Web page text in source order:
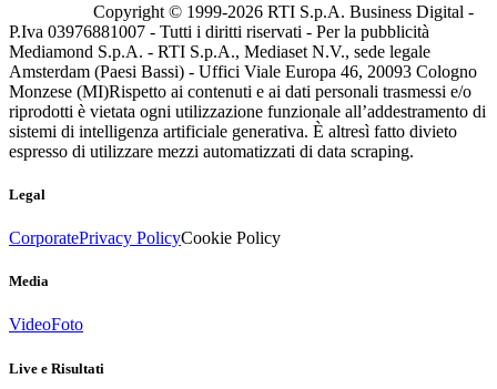
Copyright © 1999-2026 RTI S.p.A. Business Digital -
P.Iva 03976881007 - Tutti i diritti riservati - Per la pubblicità
Mediamond S.p.A. - RTI S.p.A., Mediaset N.V., sede legale
Amsterdam (Paesi Bassi) - Uffici Viale Europa 46, 20093 Cologno
Monzese (MI)Rispetto ai contenuti e ai dati personali trasmessi e/o
riprodotti è vietata ogni utilizzazione funzionale all’addestramento di
sistemi di intelligenza artificiale generativa. È altresì fatto divieto
espresso di utilizzare mezzi automatizzati di data scraping.
Legal
CorporatePrivacy PolicyCookie Policy
Media
VideoFoto
Live e Risultati